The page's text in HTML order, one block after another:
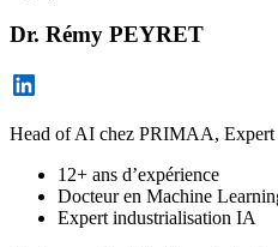
Dr. Rémy PEYRET
Head of AI chez PRIMAA, Expert
12+ ans d’expérience
Docteur en Machine
Expert industrialisation IA